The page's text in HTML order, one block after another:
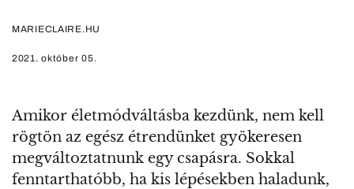
MARIECLAIRE.HU
2021. október 05.
Amikor életmódváltásba kezdünk, nem kell
rögtön az egész étrendünket gyökeresen
megváltoztatnunk egy csapásra. Sokkal
fenntarthatóbb, ha kis lépésekben haladunk,